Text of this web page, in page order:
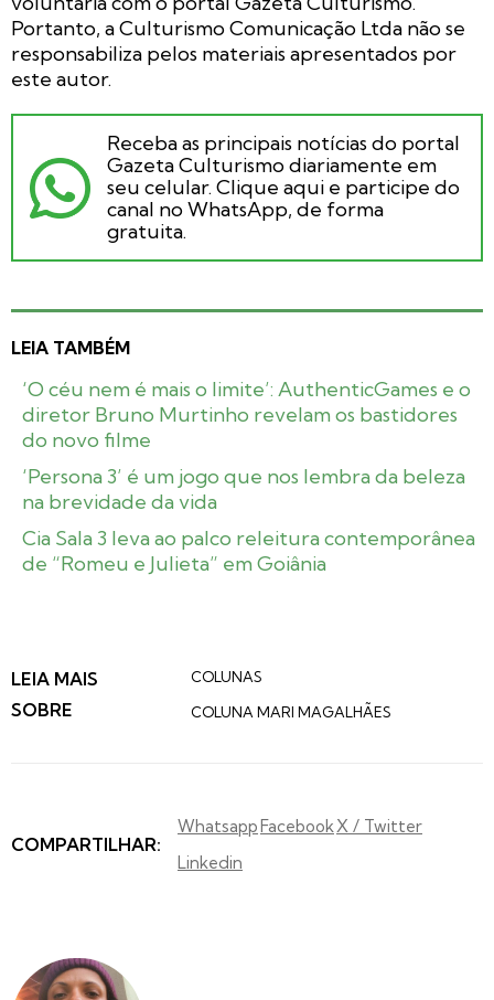
Portanto, a Culturismo Comunicação Ltda não se
responsabiliza pelos materiais apresentados por
este autor.
Receba as principais notícias do portal
Gazeta Culturismo diariamente em
seu celular. Clique aqui e participe do
canal no WhatsApp, de forma
gratuita.
LEIA TAMBÉM
‘O céu nem é mais o limite’: AuthenticGames e o
diretor Bruno Murtinho revelam os bastidores
do novo filme
‘Persona 3’ é um jogo que nos lembra da beleza
na brevidade da vida
Cia Sala 3 leva ao palco releitura contemporânea
de “Romeu e Julieta” em Goiânia
LEIA MAIS
SOBRE
COLUNAS
COLUNA MARI MAGALHÃES
COMPARTILHAR:
Whatsapp FacebookX / Twitter
Linkedin